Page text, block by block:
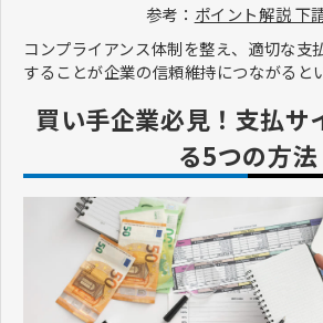
参考： ポイント解説 下
コンプライアンス体制を整え、適切な支
することが企業の信頼維持につながると
買い手企業必見！支払サ
る5つの方法